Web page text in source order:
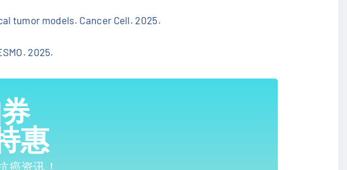
tumor models. Cancer Cell. 2025.
2025.
惠
癌资讯！